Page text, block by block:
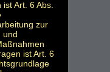
Art. 6 Abs.
zur
und
ist Art. 6